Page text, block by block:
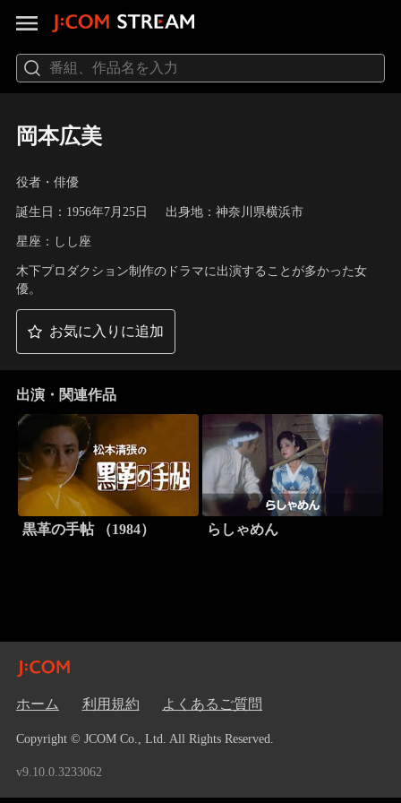
岡本広美
役者・俳優
誕生日：1956年7月25日 出身地：神奈川県横浜市
星座：しし座
木下プロダクション制作のドラマに出演することが多かった女
優。
お気に入りに追加
出演・関連作品
黒革の手帖 （1984） らしゃめん
ホーム 利用規約 よくあるご質問
Copyright © JCOM Co., Ltd. All Rights Reserved.
v9.10.0.3233062